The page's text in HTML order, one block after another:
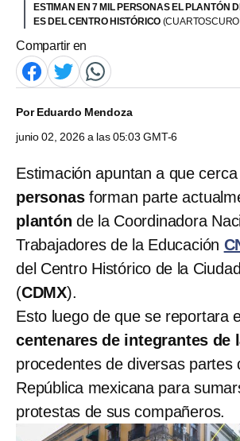
ESTIMAN EN 7 MIL PERSONAS EL PLANTÓN
ES DEL CENTRO HISTÓRICO
Compartir en
PorEduardo Mendoza
junio 02, 2026 a las 05:03 GMT-6
Estimación apuntan a que
personasforman parte
plantón de la Coordinadora
Trabajadores de la Educación
del Centro Histórico de la
(CDMX).
Esto luego de que se reportara
centenares de integrantes de
procedentes de diversas partes
República mexicana para
protestas de sus compañeros.